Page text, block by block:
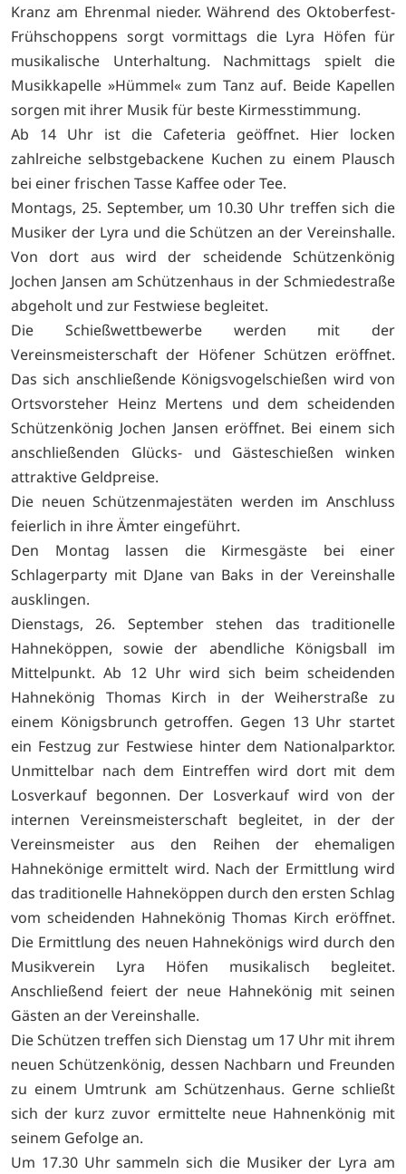
Kranz am Ehrenmal nieder. Während des Oktoberfest-
Frühschoppens sorgt vormittags die Lyra Höfen für
musikalische Unterhaltung. Nachmittags spielt die
Musikkapelle »Hümmel« zum Tanz auf. Beide Kapellen
sorgen mit ihrer Musik für beste Kirmesstimmung.
Ab 14 Uhr ist die Cafeteria geöffnet. Hier locken
zahlreiche selbstgebackene Kuchen zu einem Plausch
bei einer frischen Tasse Kaffee oder Tee.
Montags, 25. September, um 10.30 Uhr treffen sich die
Musiker der Lyra und die Schützen an der Vereinshalle.
Von dort aus wird der scheidende Schützenkönig
Jochen Jansen am Schützenhaus in der Schmiedestraße
abgeholt und zur Festwiese begleitet.
Die Schießwettbewerbe werden mit der
Vereinsmeisterschaft der Höfener Schützen eröffnet.
Das sich anschließende Königsvogelschießen wird von
Ortsvorsteher Heinz Mertens und dem scheidenden
Schützenkönig Jochen Jansen eröffnet. Bei einem sich
anschließenden Glücks- und Gästeschießen winken
attraktive Geldpreise.
Die neuen Schützenmajestäten werden im Anschluss
feierlich in ihre Ämter eingeführt.
Den Montag lassen die Kirmesgäste bei einer
Schlagerparty mit DJane van Baks in der Vereinshalle
ausklingen.
Dienstags, 26. September stehen das traditionelle
Hahneköppen, sowie der abendliche Königsball im
Mittelpunkt. Ab 12 Uhr wird sich beim scheidenden
Hahnekönig Thomas Kirch in der Weiherstraße zu
einem Königsbrunch getroffen. Gegen 13 Uhr startet
ein Festzug zur Festwiese hinter dem Nationalparktor.
Unmittelbar nach dem Eintreffen wird dort mit dem
Losverkauf begonnen. Der Losverkauf wird von der
internen Vereinsmeisterschaft begleitet, in der der
Vereinsmeister aus den Reihen der ehemaligen
Hahnekönige ermittelt wird. Nach der Ermittlung wird
das traditionelle Hahneköppen durch den ersten Schlag
vom scheidenden Hahnekönig Thomas Kirch eröffnet.
Die Ermittlung des neuen Hahnekönigs wird durch den
Musikverein Lyra Höfen musikalisch begleitet.
Anschließend feiert der neue Hahnekönig mit seinen
Gästen an der Vereinshalle.
Die Schützen treffen sich Dienstag um 17 Uhr mit ihrem
neuen Schützenkönig, dessen Nachbarn und Freunden
zu einem Umtrunk am Schützenhaus. Gerne schließt
sich der kurz zuvor ermittelte neue Hahnenkönig mit
seinem Gefolge an.
Um 17.30 Uhr sammeln sich die Musiker der Lyra am